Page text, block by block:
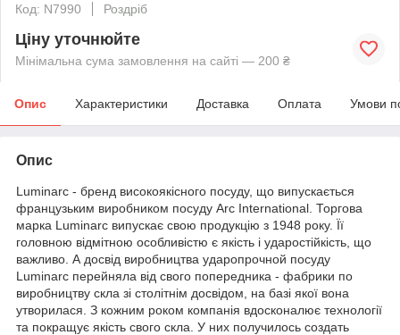
Код: N7990
Роздріб
Ціну уточнюйте
Мінімальна сума замовлення на сайті — 200 ₴
Опис Характеристики Доставка Оплата Умови
Опис
Luminarc - бренд високоякісного посуду, що випускається
французьким виробником посуду Arc International. Торгова
марка Luminarc випускає свою продукцію з 1948 року. Її
головною відмітною особливістю є якість і ударостійкість, що
важливо. А досвід виробництва ударопрочной посуду
Luminarc перейняла від свого попередника - фабрики по
виробництву скла зі столітнім досвідом, на базі якої вона
утворилася. З кожним роком компанія вдосконалює технології
та покращує якість свого скла. У них получилось создать